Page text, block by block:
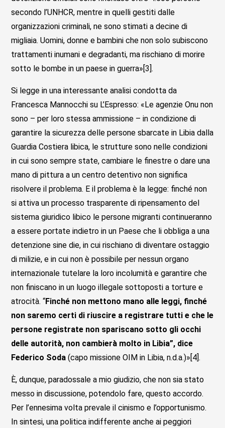
secondo l’UNHCR, mentre in quelli gestiti dalle
organizzazioni criminali, ne sono stimati a decine di
migliaia. Uomini, donne e bambini che non solo subiscono
trattamenti inumani e degradanti, ma rischiano di morire
sotto le bombe in un paese in guerra»[3].
Si legge in una interessante analisi condotta da
Francesca Mannocchi su L’Espresso: «Le agenzie Onu non
sono – per loro stessa ammissione – in condizione di
garantire la sicurezza delle persone sbarcate in Libia dalla
Guardia Costiera libica, le strutture sono nelle condizioni
in cui sono sempre state, cambiare le finestre o dare una
mano di pittura a un centro detentivo non significa
risolvere il problema. E il problema è la legge: finché non
si attiva un processo trasparente di ripensamento del
sistema giuridico libico le persone migranti continueranno
a essere portate indietro in un Paese che li obbliga a una
detenzione sine die, in cui rischiano di diventare ostaggio
di milizie, e in cui non è possibile per nessun organo
internazionale tutelare la loro incolumità e garantire che
non finiscano in un luogo illegale sottoposti a torture e
atrocità. “Finché non mettono mano alle leggi, finché
non saremo certi di riuscire a registrare tutti e che le
persone registrate non spariscano sotto gli occhi
delle autorità, non cambierà molto in Libia”, dice
Federico Soda(capo missione OIM in Libia, n.d.a.)»[4].
È, dunque, paradossale a mio giudizio, che non sia stato
messo in discussione, potendolo fare, questo accordo.
Per l’ennesima volta prevale il cinismo e l’opportunismo.
In sintesi, una politica indifferente anche ai peggiori